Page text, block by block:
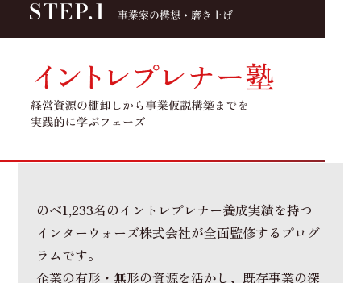
のべ1,233名のイントレプレナー養成実績を持つ
インターウォーズ株式会社が全面監修するプログ
ラムです。
企業の有形・無形の資源を活かし、既存事業の深